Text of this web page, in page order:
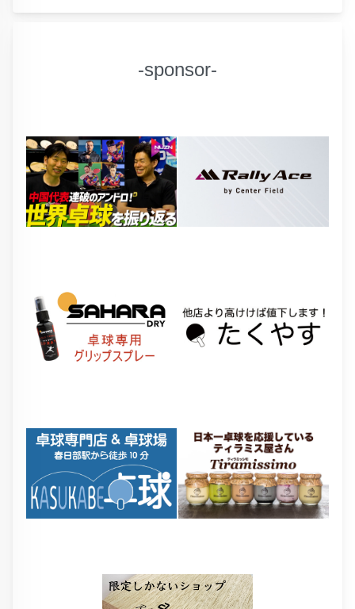
-sponsor-